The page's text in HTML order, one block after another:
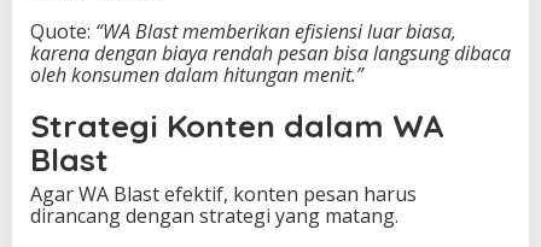
Quote: “WA Blast memberikan efisiensi luar biasa,
karena dengan biaya rendah pesan bisa langsung dibaca
oleh konsumen dalam hitungan menit.”
Strategi Konten dalam WA
Blast
Agar WA Blast efektif, konten pesan harus
dirancang dengan strategi yang matang.